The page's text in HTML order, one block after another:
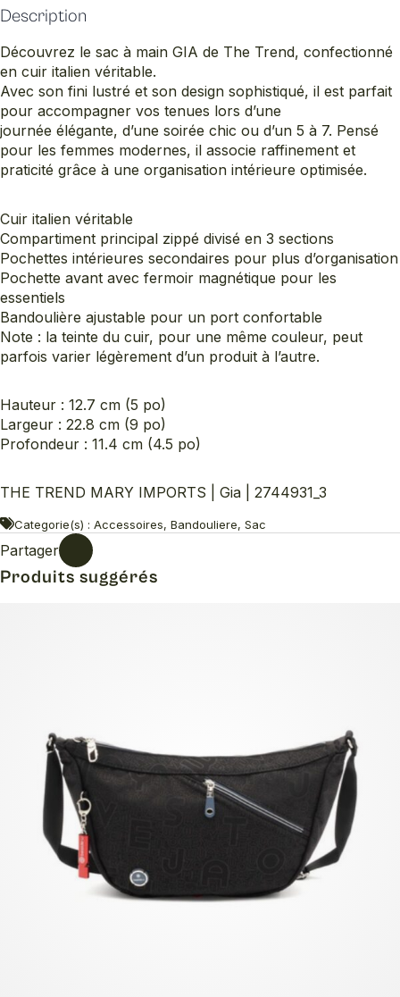
Description
Découvrez le sac à main GIA de The Trend, confectionné
en cuir italien véritable.
Avec son fini lustré et son design sophistiqué, il est parfait
pour accompagner vos tenues lors d’une
journée élégante, d’une soirée chic ou d’un 5 à 7. Pensé
pour les femmes modernes, il associe raffinement et
praticité grâce à une organisation intérieure optimisée.
Cuir italien véritable
Compartiment principal zippé divisé en 3 sections
Pochettes intérieures secondaires pour plus d’organisation
Pochette avant avec fermoir magnétique pour les
essentiels
Bandoulière ajustable pour un port confortable
Note : la teinte du cuir, pour une même couleur, peut
parfois varier légèrement d’un produit à l’autre.
Hauteur : 12.7 cm (5 po)
Largeur : 22.8 cm (9 po)
Profondeur : 11.4 cm (4.5 po)
THE TREND MARY IMPORTS | Gia | 2744931_3
Categorie(s) : Accessoires, Bandouliere, Sac
Partager
Produits suggérés